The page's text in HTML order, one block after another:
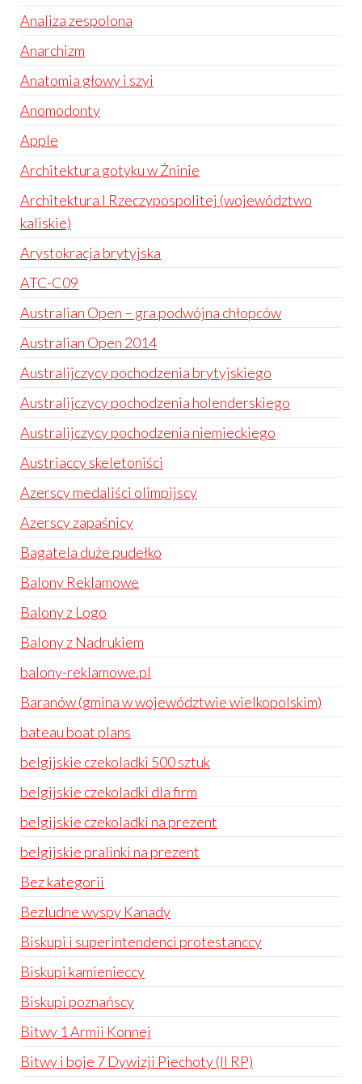
Analiza zespolona
Anarchizm
Anatomia głowy i szyi
Anomodonty
Apple
Architektura gotyku w Żninie
Architektura I Rzeczypospolitej (województwo
kaliskie)
Arystokracja brytyjska
ATC-C09
Australian Open – gra podwójna chłopców
Australian Open 2014
Australijczycy pochodzenia brytyjskiego
Australijczycy pochodzenia holenderskiego
Australijczycy pochodzenia niemieckiego
Austriaccy skeletoniści
Azerscy medaliści olimpijscy
Azerscy zapaśnicy
Bagatela duże pudełko
Balony Reklamowe
Balony z Logo
Balony z Nadrukiem
balony-reklamowe.pl
Baranów (gmina w województwie wielkopolskim)
bateau boat plans
belgijskie czekoladki 500 sztuk
belgijskie czekoladki dla firm
belgijskie czekoladki na prezent
belgijskie pralinki na prezent
Bez kategorii
Bezludne wyspy Kanady
Biskupi i superintendenci protestanccy
Biskupi kamienieccy
Biskupi poznańscy
Bitwy 1 Armii Konnej
Bitwy i boje 7 Dywizji Piechoty (II RP)